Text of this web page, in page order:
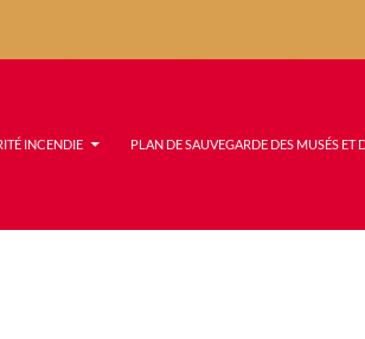
INCENDIE PLAN DE SAUVEGARDE DES MUSÉS ET